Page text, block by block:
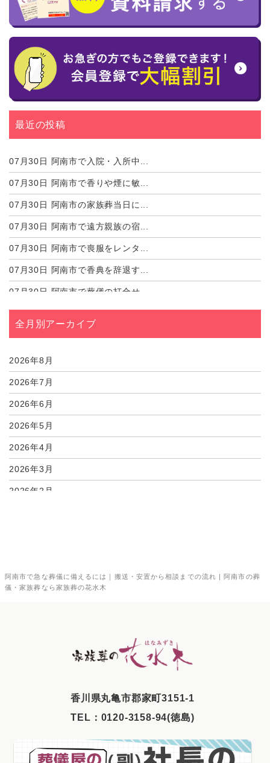
阿南市で急な葬儀に備えるには｜搬送・安置から相談までの流れ | 阿南市の葬
儀・家族葬なら家族葬の花水木
最近の投稿
07月30日 阿南市で入院・入所中...
07月30日 阿南市で香りや煙に敏...
07月30日 阿南市の家族葬当日に...
07月30日 阿南市で遠方親族の宿...
07月30日 阿南市で喪服をレンタ...
07月30日 阿南市で香典を辞退す...
07月30日 阿南市で葬儀の打合せ...
07月24日阿南市で火葬場の写真...
全月別アーカイブ
2026年8月
2026年7月
2026年6月
2026年5月
2026年4月
2026年3月
2026年2月
2025年10月
2025年2月
⾹川県丸⻲市郡家町3151-1
TEL： 0120-3158-94(徳島)